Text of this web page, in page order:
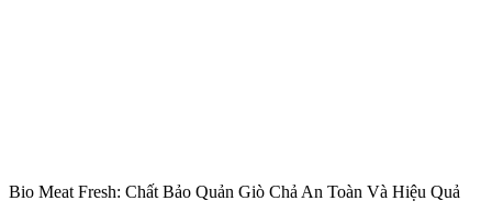
Bio Meat Fresh: Chất Bảo Quản Giò Chả An Toàn Và Hiệu Quả